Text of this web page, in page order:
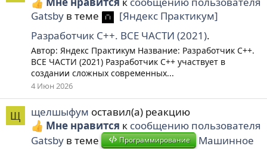
Gatsby в теме
[Яндекс Практикум]
Разработчик C++. ВСЕ ЧАСТИ (2021).
Автор: Яндекс Практикум Название: Разработчик C++.
ВСЕ ЧАСТИ (2021) Разработчик C++ участвует в
создании сложных современных...
4 Июн 2026
Щ щелшыфум оставил(а) реакцию
Мне нравится к сообщению пользователя
Gatsby в теме Программирование
Машинное